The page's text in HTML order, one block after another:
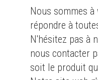
Nous sommes
répondre à
N'hésitez pas à
nous contacter
soit le produit